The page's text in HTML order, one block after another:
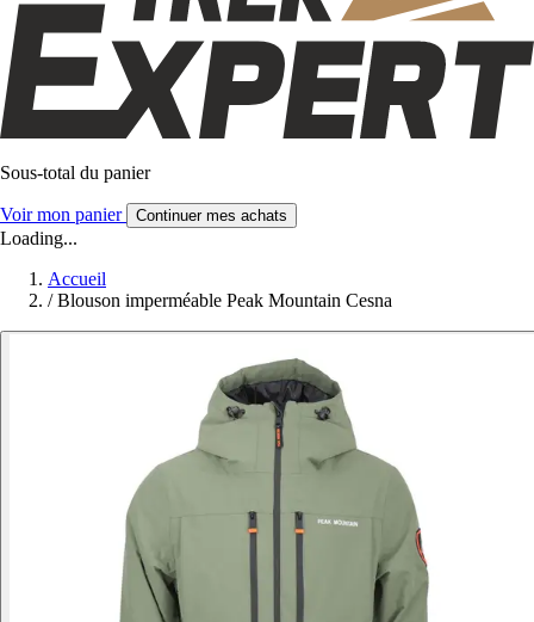
Sous-total du panier
Voir mon panier Continuer mes achats
Loading...
Accueil
/ Blouson imperméable Peak Mountain Cesna